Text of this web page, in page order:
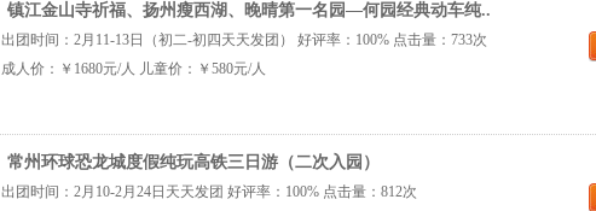
镇江金山寺祈福、扬州瘦西湖、晚晴第一名园—何园经典动车纯..
出团时间：2月11-13日（初二-初四天天发团） 好评率：100% 点击量：733次
成人价：￥1680元/人 儿童价：￥580元/人
常州环球恐龙城度假纯玩高铁三日游（二次入园）
出团时间：2月10-2月24日天天发团 好评率：100% 点击量：812次